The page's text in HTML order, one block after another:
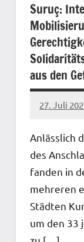
Suruç:
aus den
27. Juli
network
Anlässlich
des
fanden in
mehreren
Städten
um den 33